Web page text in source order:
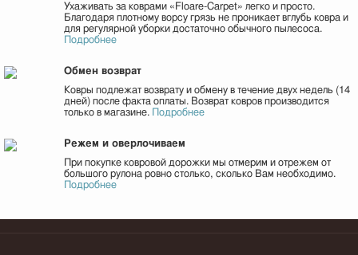
Ухаживать за коврами «Floare-Сarpet» легко и просто.
Благодаря плотному ворсу грязь не проникает вглубь ковра и
для регулярной уборки достаточно обычного пылесоса.
Подробнее
Обмен возврат
Ковры подлежат возврату и обмену в течение двух недель (14
дней) после факта оплаты. Возврат ковров производится
только в магазине. Подробнее
Режем и оверлочиваем
При покупке ковровой дорожки мы отмерим и отрежем от
большого рулона ровно столько, сколько Вам необходимо.
Подробнее